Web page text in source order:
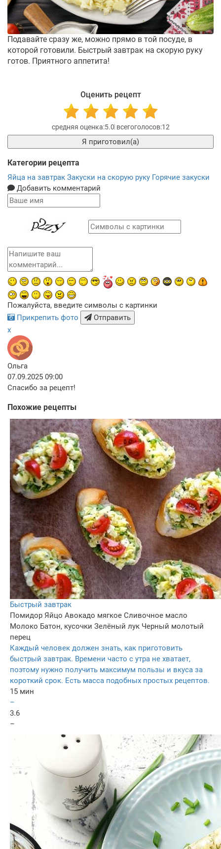
Подавайте сразу же, можно прямо в той посуде, в
которой готовили. Быстрый завтрак на скорую руку
готов. Приятного аппетита!
Оценить рецепт
5.0 12
Я приготовил(а)
Категории рецепта
Яйца на завтрак Закуски на скорую руку Горячие закуски
Добавить комментарий
Пожалуйста, введите символы с картинки
Прикрепить фото
Отправить
x
Ольга
07.09.2025 09:00
Спасибо за рецепт!
Похожие рецепты
Быстрый завтрак
Помидор Яйцо Авокадо мягкое Сливочное масло
Молоко Батон, кусочки Зелёный лук Черный молотый
перец
Каждый человек должен знать, как приготовить
быстрый завтрак. Времени часто с утра не хватает,
поэтому нужно получить максимум пользы и вкуса за
короткий срок. Есть масса подобных простых рецептов.
15 мин
–
3.6
–